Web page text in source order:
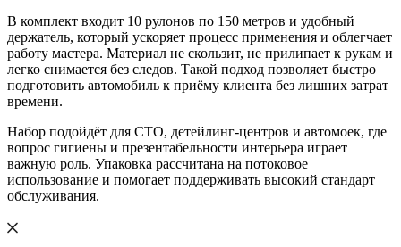
В комплект входит 10 рулонов по 150 метров и удобный
держатель, который ускоряет процесс применения и облегчает
работу мастера. Материал не скользит, не прилипает к рукам и
легко снимается без следов. Такой подход позволяет быстро
подготовить автомобиль к приёму клиента без лишних затрат
времени.
Набор подойдёт для СТО, детейлинг-центров и автомоек, где
вопрос гигиены и презентабельности интерьера играет
важную роль. Упаковка рассчитана на потоковое
использование и помогает поддерживать высокий стандарт
обслуживания.